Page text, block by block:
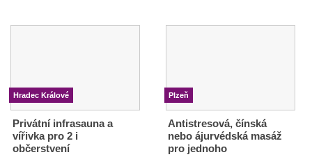
Hradec Králové
Privátní infrasauna a
vířivka pro 2 i
občerstvení
Plzeň
Antistresová, čínská
nebo ájurvédská masáž
pro jednoho